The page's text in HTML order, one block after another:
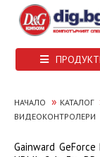
НАЧАЛО » КАТАЛОГ
ВИДЕОКОНТРОЛЕРИ
Gainward